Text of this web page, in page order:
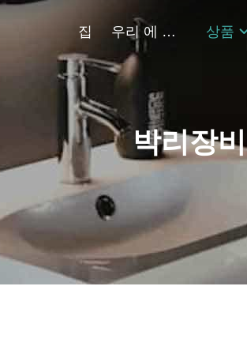
집 우리 에 관한 것 상품
박리장비